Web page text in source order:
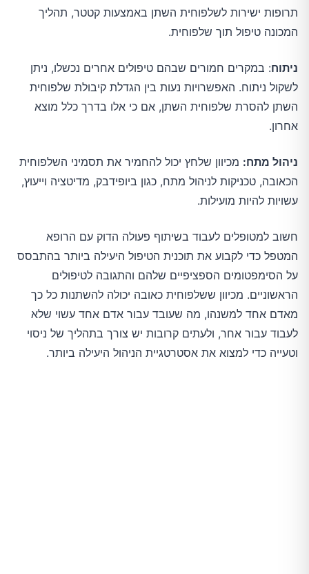
תרופות ישירות לשלפוחית השתן באמצעות קטטר, תהליך
המכונה טיפול תוך שלפוחית.
ניתוח: במקרים חמורים שבהם טיפולים אחרים נכשלו, ניתן
לשקול ניתוח. האפשרויות נעות בין הגדלת קיבולת שלפוחית
השתן להסרת שלפוחית השתן, אם כי אלו בדרך כלל מוצא
אחרון.
ניהול מתח: מכיוון שלחץ יכול להחמיר את תסמיני השלפוחית
הכאובה, טכניקות לניהול מתח, כגון ביופידבק, מדיטציה וייעוץ,
עשויות להיות מועילות.
חשוב למטופלים לעבוד בשיתוף פעולה הדוק עם הרופא
המטפל כדי לקבוע את תוכנית הטיפול היעילה ביותר בהתבסס
על הסימפטומים הספציפיים שלהם והתגובה לטיפולים
הראשוניים. מכיוון ששלפוחית כאובה יכולה להשתנות כל כך
מאדם אחד למשנהו, מה שעובד עבור אדם אחד עשוי שלא
לעבוד עבור אחר, ולעתים קרובות יש צורך בתהליך של ניסוי
וטעייה כדי למצוא את אסטרטגיית הניהול היעילה ביותר.